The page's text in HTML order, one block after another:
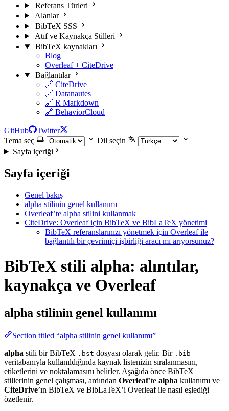
Referans Türleri
Alanlar
BibTeX SSS
Atıf ve Kaynakça Stilleri
BibTeX kaynakları
Blog
Overleaf + CiteDrive
Bağlantılar
🔗 CiteDrive
🔗 Datanautes
🔗 R Markdown
🔗 BehaviorCloud
GitHub
Twitter
Tema seç
Dil seçin
Sayfa içeriği
Sayfa içeriği
Genel bakış
alpha stilinin genel kullanımı
Overleaf’te alpha stilini kullanmak
CiteDrive: Overleaf için BibTeX ve BibLaTeX yönetimi
BibTeX referanslarınızı yönetmek için Overleaf ile
bağlantılı bir çevrimiçi işbirliği aracı mı arıyorsunuz?
BibTeX stili alpha: alıntılar,
kaynakça ve Overleaf
alpha stilinin genel kullanımı
Section titled “alpha stilinin genel kullanımı”
alpha stili bir BibTeX .bst dosyası olarak gelir. Bir .bib
veritabanıyla kullanıldığında kaynak listenizin sıralanmasını,
etiketlerini ve noktalamasını belirler. Aşağıda önce BibTeX
stillerinin genel çalışması, ardından Overleaf’te alpha kullanımı ve
CiteDrive’ın BibTeX ve BibLaTeX’i Overleaf ile nasıl eşlediği
özetlenir.